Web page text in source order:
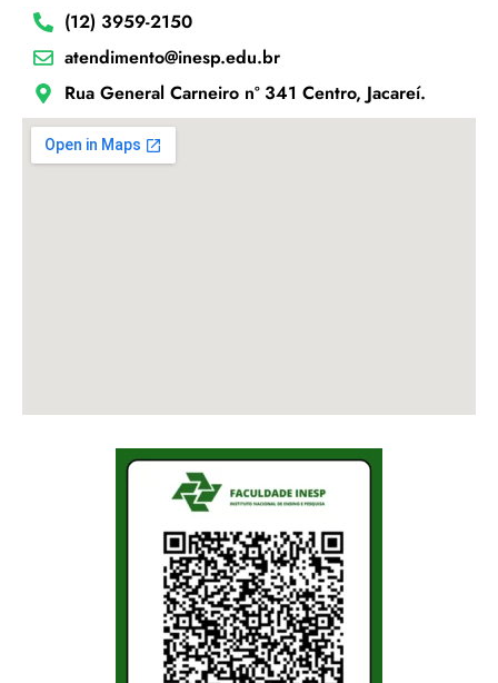
(12) 3959-2150
atendimento@inesp.edu.br
Rua General Carneiro nº 341 Centro, Jacareí.